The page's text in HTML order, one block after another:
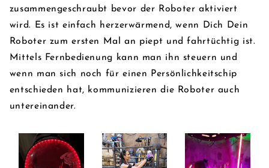
zusammengeschraubt bevor der Roboter aktiviert
wird. Es ist einfach herzerwärmend, wenn Dich Dein
Roboter zum ersten Mal an piept und fahrtüchtig ist.
Mittels Fernbedienung kann man ihn steuern und
wenn man sich noch für einen Persönlichkeitschip
entschieden hat, kommunizieren die Roboter auch
untereinander.